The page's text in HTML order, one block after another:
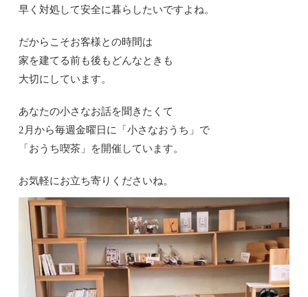
早く対処して安全に暮らしたいですよね。
だからこそお客様との時間は
家を建てる前も後もどんなときも
大切にしています。
あなたの小さなお話を聞きたくて
2月から毎週金曜日に「小さなおうち」で
「おうち喫茶」を開催しています。
お気軽にお立ち寄りくださいね。